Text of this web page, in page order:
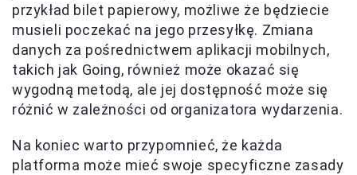
przykład bilet papierowy, możliwe że będziecie
musieli poczekać na jego przesyłkę. Zmiana
danych za pośrednictwem aplikacji mobilnych,
takich jak Going, również może okazać się
wygodną metodą, ale jej dostępność może się
różnić w zależności od organizatora wydarzenia.
Na koniec warto przypomnieć, że każda
platforma może mieć swoje specyficzne zasady